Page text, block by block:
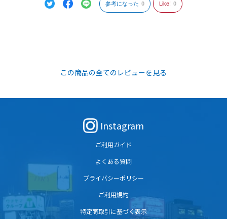
参考になった 0 Like! 0
この商品の全てのレビューを見る
Instagram
ご利用ガイド
よくある質問
プライバシーポリシー
ご利用規約
特定商取引に基づく表示